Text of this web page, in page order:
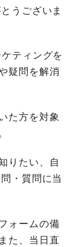
うございま
ティングを
疑問を解消
た方を対象
りたい、自
・質問に当
ォームの備
た、当日直